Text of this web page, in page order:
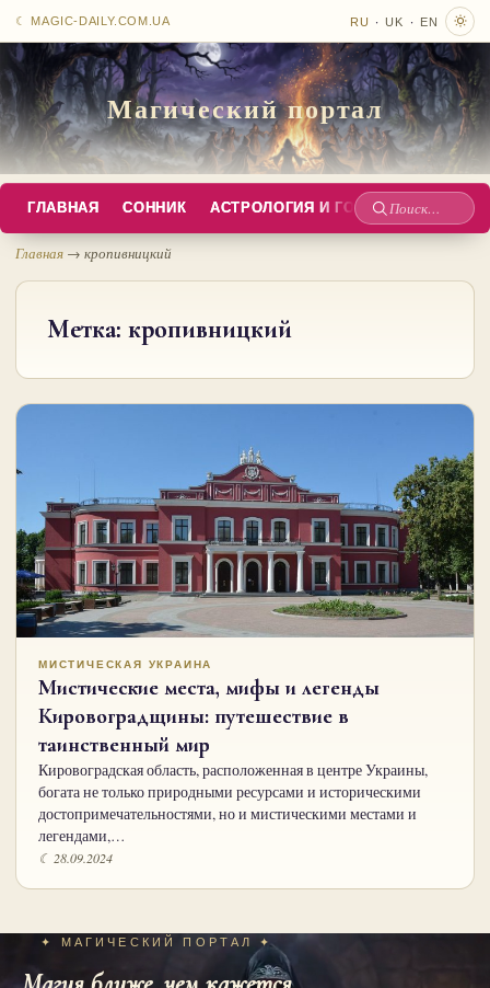
☾ MAGIC-DAILY.COM.UA RU · UK · EN
Магический портал
ГЛАВНАЯ СОННИК АСТРОЛОГИЯ И ГОРОСКОПЫ
Поиск
сайту
Главная → кропивницкий
Метка: кропивницкий
МИСТИЧЕСКАЯ УКРАИНА
Мистические места, мифы и легенды
Кировоградщины: путешествие в
таинственный мир
Кировоградская область, расположенная в центре Украины,
богата не только природными ресурсами и историческими
достопримечательностями, но и мистическими местами и
легендами,…
☾ 28.09.2024
✦ МАГИЧЕСКИЙ ПОРТАЛ ✦